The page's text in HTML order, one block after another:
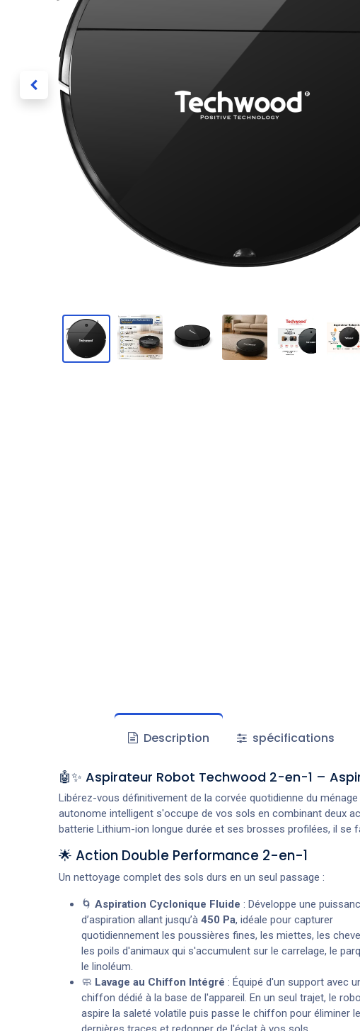
Description spécifications
🤖✨ Aspirateur Robot Techwood 2-en-1 –
Libérez-vous définitivement de la corvée quotidienne du ménage
autonome intelligent s'occupe de vos sols en combinant deux
batterie Lithium-ion longue durée et ses brosses profilées, il
🌟 Action Double Performance 2-en-1
Un nettoyage complet des sols durs en un seul passage :
🌀 Aspiration Cyclonique Fluide : Développe une
d’aspiration allant jusqu’à 450 Pa, idéale pour capturer
quotidiennement les poussières fines, les miettes, les
les poils d'animaux qui s'accumulent sur le carrelage, le
le linoléum.
🧼 Lavage au Chiffon Intégré : Équipé d'un support avec
chiffon dédié à la base de l'appareil. En un seul trajet, le
aspire la saleté volatile puis passe le chiffon pour éliminer